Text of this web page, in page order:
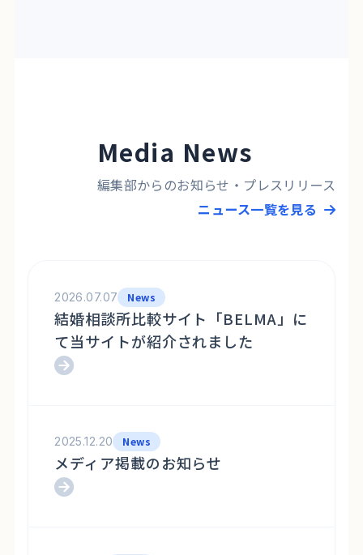
Media News
編集部からのお知らせ・プレスリリース
ニュース一覧を見る
2026.07.07 News
結婚相談所比較サイト「BELMA」に
て当サイトが紹介されました
2025.12.20 News
メディア掲載のお知らせ